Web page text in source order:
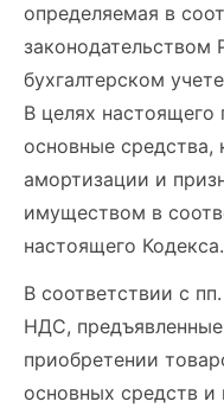
определяемая в
бухгалтерском
В целях настоящего
основные средства,
амортизации и
имуществом в
настоящего Кодекса.
В соответствии с
НДС,
приобретении
основных средств и